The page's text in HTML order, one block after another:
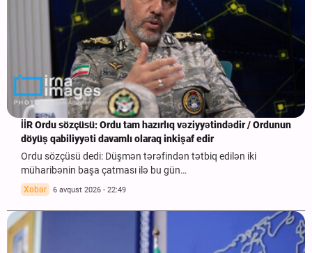
İİR Ordu sözçüsü: Ordu tam hazırlıq vəziyyətindədir / Ordunun
döyüş qabiliyyəti davamlı olaraq inkişaf edir
Ordu sözçüsü dedi: Düşmən tərəfindən tətbiq edilən iki
müharibənin başa çatması ilə bu gün…
Xəbər 6 avqust 2026 - 22:49